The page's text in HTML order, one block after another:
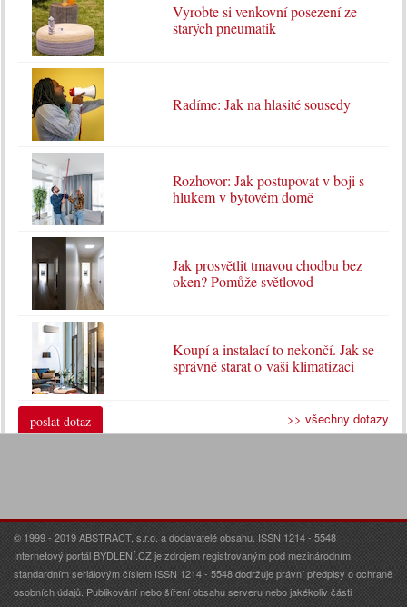
Vyrobte si venkovní posezení ze
starých pneumatik
Radíme: Jak na hlasité sousedy
Rozhovor: Jak postupovat v boji s
hlukem v bytovém domě
Jak prosvětlit tmavou chodbu bez
oken? Pomůže světlovod
Koupí a instalací to nekončí. Jak se
správně starat o vaši klimatizaci
poslat dotaz >> všechny dotazy
© 1999 - 2019 ABSTRACT, s.r.o. a dodavatelé obsahu. ISSN 1214 - 5548
Internetový portál BYDLENÍ.CZ je zdrojem registrovaným pod mezinárodním
standardním seriálovým číslem ISSN 1214 - 5548 dodržuje právní předpisy o ochraně
osobních údajů. Publikování nebo šíření obsahu serveru nebo jakékoliv části